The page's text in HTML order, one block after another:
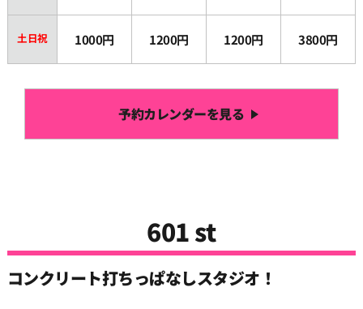
土日祝 1000円 1200円 1200円 3800円
予約カレンダーを見る
601 st
コンクリート打ちっぱなしスタジオ！